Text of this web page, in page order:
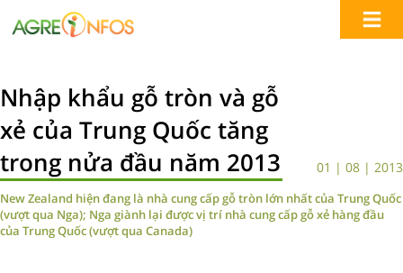
Nhập khẩu gỗ tròn và gỗ
xẻ của Trung Quốc tăng
trong nửa đầu năm 2013
01 | 08 | 2013
New Zealand hiện đang là nhà cung cấp gỗ tròn lớn nhất của Trung Quốc
(vượt qua Nga); Nga giành lại được vị trí nhà cung cấp gỗ xẻ hàng đầu
của Trung Quốc (vượt qua Canada)